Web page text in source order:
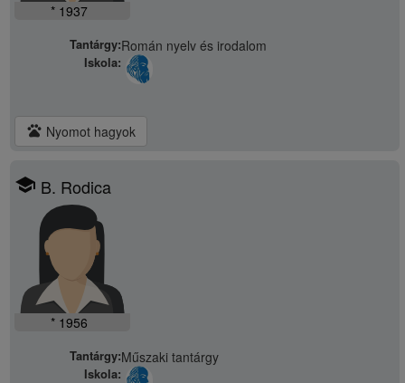
* 1937
Tantárgy:Román nyelv és irodalom
Iskola:
pets Nyomot hagyok
school B. Rodica
* 1956
Tantárgy:Műszaki tantárgy
Iskola: